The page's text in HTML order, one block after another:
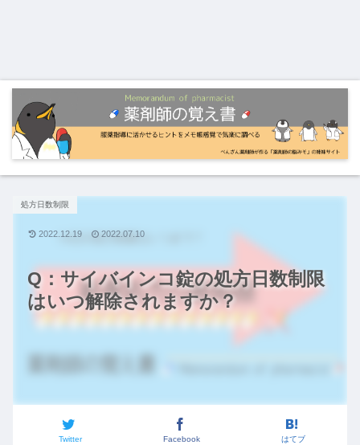
Q：サイバインコ錠の処方日数制限
はいつ解除されますか？
処方日数制限
Twitter Facebook はてブ
2022.12.19 2022.07.10